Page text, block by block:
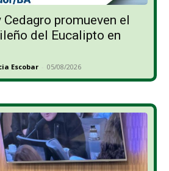
promueven el
del Eucalipto en
Escobar - 05/08/2026